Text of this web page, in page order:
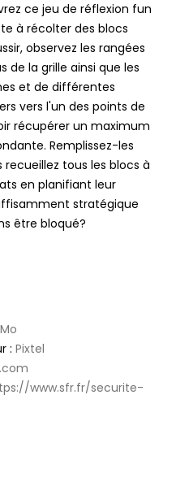
ce jeu de réflexion fun
à récolter des blocs
observez les rangées
de la grille ainsi que les
et de différentes
vers l'un des points de
récupérer un maximum
Remplissez-les
recueillez tous les blocs à
en planifiant leur
stratégique
être bloqué?
: Pixtel
www.sfr.fr/securite-